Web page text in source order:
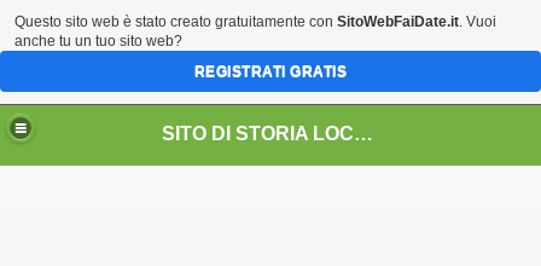
SITO DI STORIA LOCALE DELLA PARROCCHIA DI VERSCIO
Questo sito web è stato creato gratuitamente con SitoWebFaiDate.it. Vuoi
anche tu un tuo sito web?
REGISTRATI GRATIS